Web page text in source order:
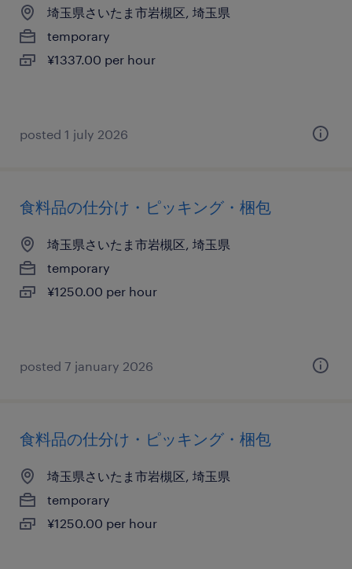
埼玉県さいたま市岩槻区, 埼玉県
temporary
¥1337.00 per hour
posted 1 july 2026
食料品の仕分け・ピッキング・梱包
埼玉県さいたま市岩槻区, 埼玉県
temporary
¥1250.00 per hour
posted 7 january 2026
食料品の仕分け・ピッキング・梱包
埼玉県さいたま市岩槻区, 埼玉県
temporary
¥1250.00 per hour